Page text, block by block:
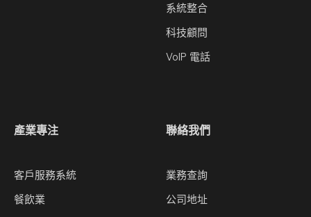
系統整合
科技顧問
VoIP 電話
產業專注
客戶服務系統
餐飲業
聯絡我們
業務查詢
公司地址